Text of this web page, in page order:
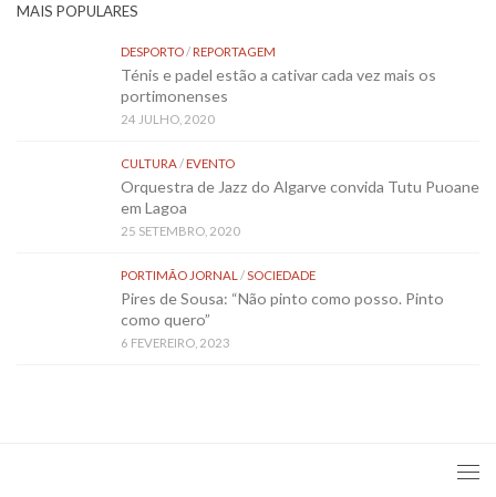
MAIS POPULARES
DESPORTO /REPORTAGEM
Ténis e padel estão a cativar cada vez mais os
portimonenses
24 JULHO, 2020
CULTURA /EVENTO
Orquestra de Jazz do Algarve convida Tutu Puoane
em Lagoa
25 SETEMBRO, 2020
PORTIMÃO JORNAL / SOCIEDADE
Pires de Sousa: “Não pinto como posso. Pinto
como quero”
6 FEVEREIRO, 2023